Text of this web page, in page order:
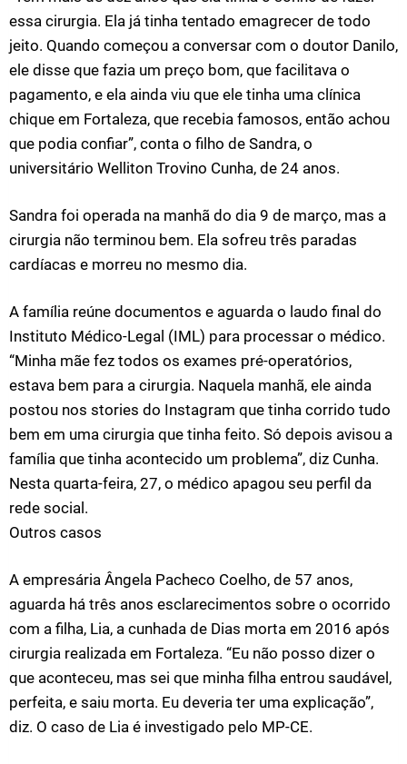
essa cirurgia. Ela já tinha tentado emagrecer de todo
jeito. Quando começou a conversar com o doutor Danilo,
ele disse que fazia um preço bom, que facilitava o
pagamento, e ela ainda viu que ele tinha uma clínica
chique em Fortaleza, que recebia famosos, então achou
que podia confiar”, conta o filho de Sandra, o
universitário Welliton Trovino Cunha, de 24 anos.
Sandra foi operada na manhã do dia 9 de março, mas a
cirurgia não terminou bem. Ela sofreu três paradas
cardíacas e morreu no mesmo dia.
A família reúne documentos e aguarda o laudo final do
Instituto Médico-Legal (IML) para processar o médico.
“Minha mãe fez todos os exames pré-operatórios,
estava bem para a cirurgia. Naquela manhã, ele ainda
postou nos stories do Instagram que tinha corrido tudo
bem em uma cirurgia que tinha feito. Só depois avisou a
família que tinha acontecido um problema”, diz Cunha.
Nesta quarta-feira, 27, o médico apagou seu perfil da
rede social.
Outros casos
A empresária Ângela Pacheco Coelho, de 57 anos,
aguarda há três anos esclarecimentos sobre o ocorrido
com a filha, Lia, a cunhada de Dias morta em 2016 após
cirurgia realizada em Fortaleza. “Eu não posso dizer o
que aconteceu, mas sei que minha filha entrou saudável,
perfeita, e saiu morta. Eu deveria ter uma explicação”,
diz. O caso de Lia é investigado pelo MP-CE.